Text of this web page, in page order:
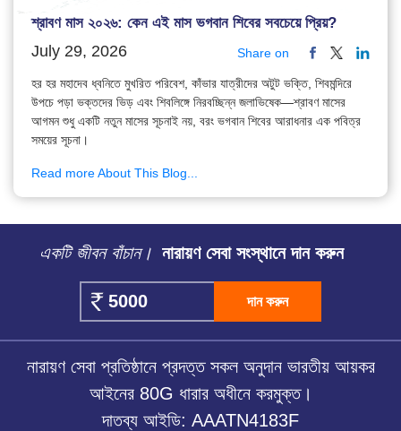
শ্রাবণ মাস ২০২৬: কেন এই মাস ভগবান শিবের সবচেয়ে প্রিয়?
July 29, 2026 Share on
হর হর মহাদেব ধ্বনিতে মুখরিত পরিবেশ, কাঁভার যাত্রীদের অটুট ভক্তি, শিবমন্দিরে
উপচে পড়া ভক্তদের ভিড় এবং শিবলিঙ্গে নিরবচ্ছিন্ন জলাভিষেক—শ্রাবণ মাসের
আগমন শুধু একটি নতুন মাসের সূচনাই নয়, বরং ভগবান শিবের আরাধনার এক পবিত্র
সময়ের সূচনা।
Read more About This Blog...
একটি জীবন বাঁচান। নারায়ণ সেবা সংস্থানে দান করুন
দান করুন
নারায়ণ সেবা প্রতিষ্ঠানে প্রদত্ত সকল অনুদান ভারতীয় আয়কর
আইনের 80G ধারার অধীনে করমুক্ত।
দাতব্য আইডি: AAATN4183F